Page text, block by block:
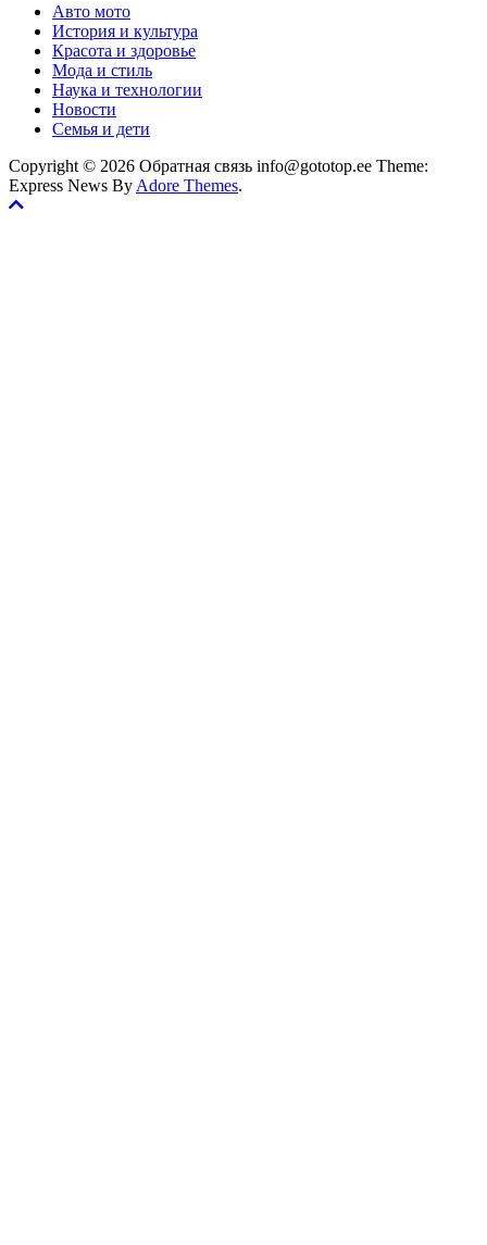
Авто мото
История и культура
Красота и здоровье
Мода и стиль
Наука и технологии
Новости
Семья и дети
Copyright © 2026 Обратная связь info@gototop.ee Theme:
Express News By Adore Themes.